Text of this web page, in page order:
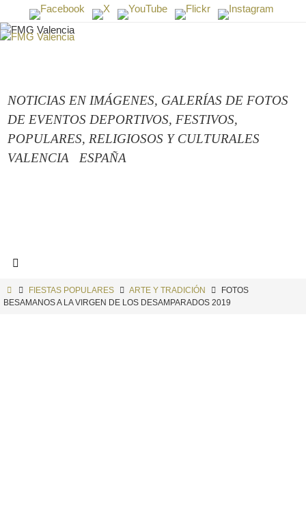
al
contenido
NOTICIAS EN IMÁGENES, GALERÍAS DE FOTOS
DE EVENTOS DEPORTIVOS, FESTIVOS,
POPULARES, RELIGIOSOS Y CULTURALES
VALENCIA
ESPAÑA
INICIOFIESTAS POPULARES ARTE Y TRADICIÓN
FOTOS
BESAMANOS A LA VIRGEN DE LOS DESAMPARADOS 2019